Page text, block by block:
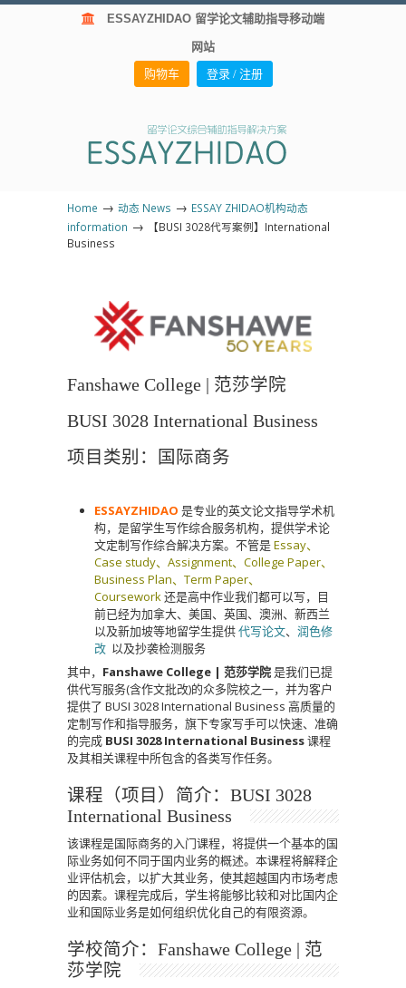
ESSAYZHIDAO 留学论文辅助指导移动端
网站
购物车 登录 / 注册
Home → 动态 News → ESSAY ZHIDAO机构动态
information →
【BUSI 3028代写案例】International
Business
Fanshawe College | 范莎学院
BUSI 3028 International Business
项目类别：国际商务
ESSAYZHIDAO 是专业的英文论文指导学术机
构，是留学生写作综合服务机构，提供学术论
文定制写作综合解决方案。不管是Essay、
Case study、Assignment、College Paper、
Business Plan、Term Paper、
Coursework还是高中作业我们都可以写，目
前已经为加拿大、美国、英国、澳洲、新西兰
以及新加坡等地留学生提供代写论文、 润色修
改 以及抄袭检测服务
其中， Fanshawe College | 范莎学院是我们已提
供代写服务(含作文批改)的众多院校之一，并为客户
提供了 BUSI 3028 International Business 高质量的
定制写作和指导服务，旗下专家写手可以快速、准确
的完成 BUSI 3028 International Business课程
及其相关课程中所包含的各类写作任务。
课程（项目）简介：BUSI 3028
International Business
该课程是国际商务的入门课程，将提供一个基本的国
际业务如何不同于国内业务的概述。本课程将解释企
业评估机会，以扩大其业务，使其超越国内市场考虑
的因素。课程完成后，学生将能够比较和对比国内企
业和国际业务是如何组织优化自己的有限资源。
学校简介：Fanshawe College | 范
莎学院